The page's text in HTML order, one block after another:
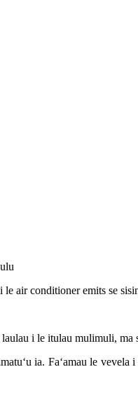
air conditioner emits se
laulau i le itulau mulimuli, ma
ia. Faʻamau le